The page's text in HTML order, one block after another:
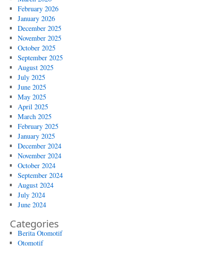
February 2026
January 2026
December 2025
November 2025
October 2025
September 2025
August 2025
July 2025
June 2025
May 2025
April 2025
March 2025
February 2025
January 2025
December 2024
November 2024
October 2024
September 2024
August 2024
July 2024
June 2024
Categories
Berita Otomotif
Otomotif